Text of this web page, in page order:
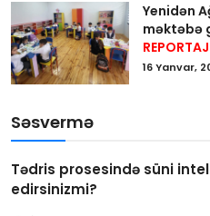
Yenidən
məktəbə
REPORTAJ
16 Yanvar,
Səsvermə
Tədris prosesində süni
edirsinizmi?